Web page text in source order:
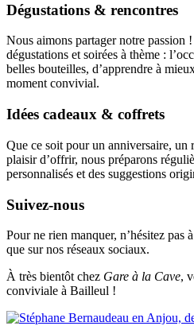
Dégustations & rencontres
Nous aimons partager notre passion
dégustations et soirées à thème :
belles bouteilles, d’apprendre à
moment convivial.
Idées cadeaux & coffrets
Que ce soit pour un anniversaire, un
plaisir d’offrir, nous préparons
personnalisés et des suggestions
Suivez-nous
Pour ne rien manquer, n’hésitez pas
que sur nos réseaux sociaux.
À très bientôt chez Gare à la Cave,
conviviale à Bailleul !